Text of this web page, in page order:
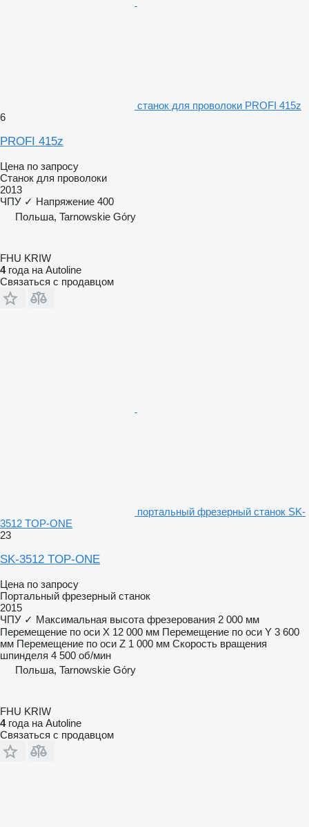
станок для проволоки PROFI 415z
6
PROFI 415z
Цена по запросу
Станок для проволоки
2013
ЧПУ ✓ Напряжение 400
Польша, Tarnowskie Góry
FHU KRIW
4года на Autoline
Связаться с продавцом
портальный фрезерный станок SK-
3512 TOP-ONE
23
SK-3512 TOP-ONE
Цена по запросу
Портальный фрезерный станок
2015
ЧПУ ✓ Максимальная высота фрезерования 2 000 мм
Перемещение по оси X 12 000 мм Перемещение по оси Y 3 600
мм Перемещение по оси Z 1 000 мм Скорость вращения
шпинделя 4 500 об/мин
Польша, Tarnowskie Góry
FHU KRIW
4года на Autoline
Связаться с продавцом